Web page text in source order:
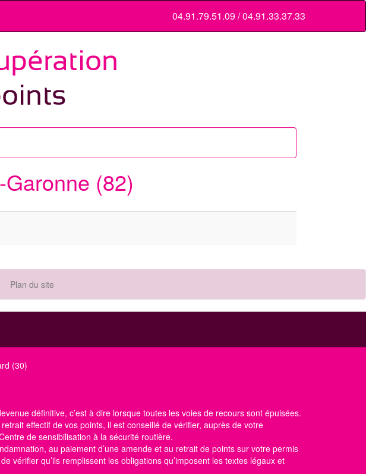
04.91.79.51.09 / 04.91.33.37.33
Garonne (82)
Plan du site
(30)
définitive, c’est à dire lorsque toutes les voies de recours sont épuisées.
effectif de vos points, il est conseillé de vérifier, auprès de votre
de sensibilisation à la sécurité routière.
au paiement d’une amende et au retrait de points sur votre permis
vérifier qu’ils remplissent les obligations qu’imposent les textes légaux et